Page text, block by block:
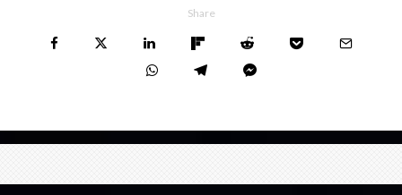
Share